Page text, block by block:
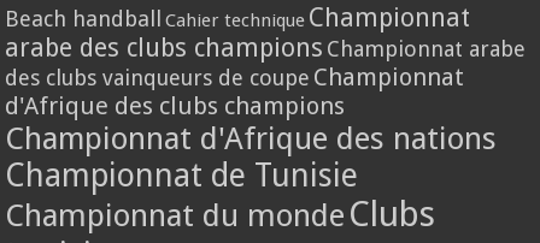
Beach handball Cahier technique Championnat
arabe des clubs champions Championnat arabe
des clubs vainqueurs de coupe Championnat
d'Afrique des clubs champions
Championnat d'Afrique des nations
Championnat de Tunisie
Championnat du monde Clubs